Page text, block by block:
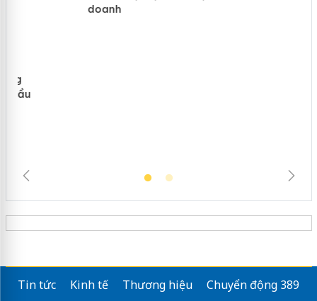
Tin tức Kinh tế Thương hiệu
Chuyển động 389